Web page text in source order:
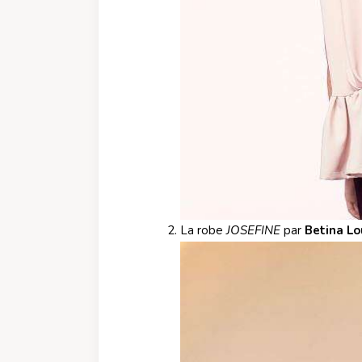
La robeJOSEFINE par Betina